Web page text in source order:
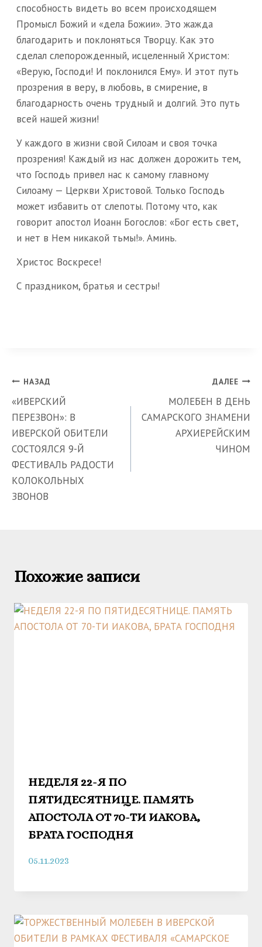
способность видеть во всем происходящем
Промысл Божий и «дела Божии». Это жажда
благодарить и поклоняться Творцу. Как это
сделал слепорожденный, исцеленный Христом:
«Верую, Господи! И поклонился Ему». И этот путь
прозрения в веру, в любовь, в смирение, в
благодарность очень трудный и долгий. Это путь
всей нашей жизни!
У каждого в жизни свой Силоам и своя точка
прозрения! Каждый из нас должен дорожить тем,
что Господь привел нас к самому главному
Силоаму — Церкви Христовой. Только Господь
может избавить от слепоты. Потому что, как
говорит апостол Иоанн Богослов: «Бог есть свет,
и нет в Нем никакой тьмы!». Аминь.
Христос Воскресе!
С праздником, братья и сестры!
Навигация
по
записям
НАЗАД
«ИВЕРСКИЙ
ПЕРЕЗВОН»: В
ИВЕРСКОЙ ОБИТЕЛИ
СОСТОЯЛСЯ 9-Й
ФЕСТИВАЛЬ РАДОСТИ
КОЛОКОЛЬНЫХ
ЗВОНОВ
ДАЛЕЕ
МОЛЕБЕН В ДЕНЬ
САМАРСКОГО ЗНАМЕНИ
АРХИЕРЕЙСКИМ
ЧИНОМ
Похожие записи
НЕДЕЛЯ 22-Я ПО
ПЯТИДЕСЯТНИЦЕ. ПАМЯТЬ
АПОСТОЛА ОТ 70-ТИ ИАКОВА,
БРАТА ГОСПОДНЯ
05.11.2023